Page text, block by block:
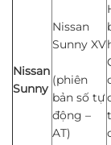
Nissan
Sunny
Nissan
Sunny XV
(phiên
bản số tự
động –
AT)